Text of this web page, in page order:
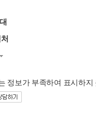
정보가 부족하여 표시하지